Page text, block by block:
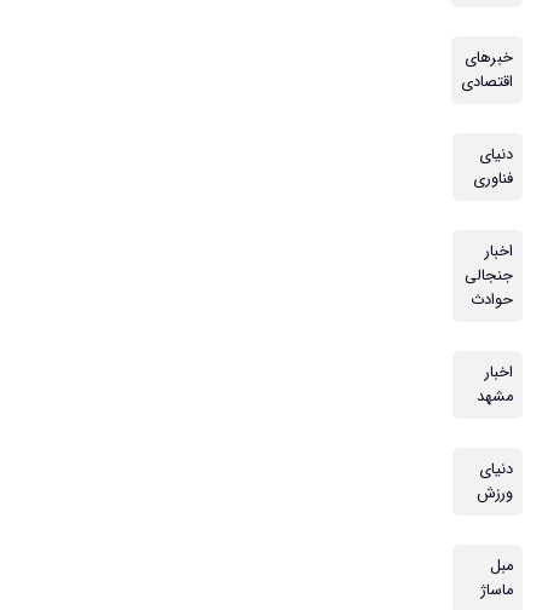
خبرهای
اقتصادی
دنیای
فناوری
اخبار
جنجالی
حوادث
اخبار
مشهد
دنیای
ورزش
مبل
ماساژ